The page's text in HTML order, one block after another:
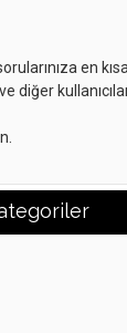
en
diğer